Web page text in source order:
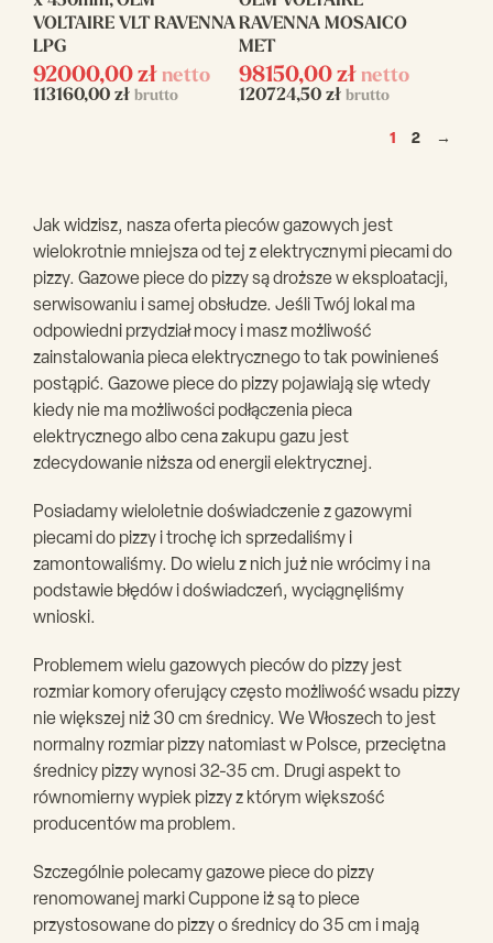
VOLTAIRE VLT RAVENNA
LPG
92000,00 zł netto
113160,00 zł brutto
RAVENNA MOSAICO
MET
98150,00 zł netto
120724,50 zł brutto
1 2 →
Jak widzisz, nasza oferta pieców gazowych jest
wielokrotnie mniejsza od tej z elektrycznymi piecami do
pizzy. Gazowe piece do pizzy są droższe w eksploatacji,
serwisowaniu i samej obsłudze. Jeśli Twój lokal ma
odpowiedni przydział mocy i masz możliwość
zainstalowania pieca elektrycznego to tak powinieneś
postąpić. Gazowe piece do pizzy pojawiają się wtedy
kiedy nie ma możliwości podłączenia pieca
elektrycznego albo cena zakupu gazu jest
zdecydowanie niższa od energii elektrycznej.
Posiadamy wieloletnie doświadczenie z gazowymi
piecami do pizzy i trochę ich sprzedaliśmy i
zamontowaliśmy. Do wielu z nich już nie wrócimy i na
podstawie błędów i doświadczeń, wyciągnęliśmy
wnioski.
Problemem wielu gazowych pieców do pizzy jest
rozmiar komory oferujący często możliwość wsadu pizzy
nie większej niż 30 cm średnicy. We Włoszech to jest
normalny rozmiar pizzy natomiast w Polsce, przeciętna
średnicy pizzy wynosi 32-35 cm. Drugi aspekt to
równomierny wypiek pizzy z którym większość
producentów ma problem.
Szczególnie polecamy gazowe piece do pizzy
renomowanej marki Cuppone iż są to piece
przystosowane do pizzy o średnicy do 35 cm i mają